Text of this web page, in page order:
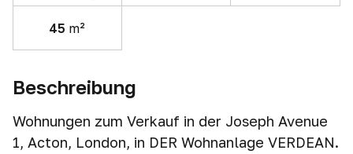
45 m²
Beschreibung
Wohnungen zum Verkauf in der Joseph Avenue
1, Acton, London, in DER Wohnanlage VERDEAN.